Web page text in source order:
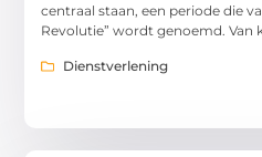
centraal staan, een periode die
Revolutie” wordt genoemd.
Dienstverlening